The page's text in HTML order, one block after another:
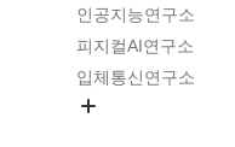
인공지능연구소
피지컬AI연구소
입체통신연구소